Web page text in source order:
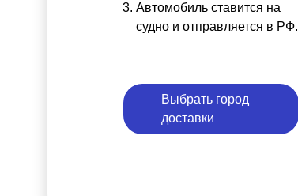
Автомобиль ставится на
судно и отправляется в РФ.
Выбрать город
доставки